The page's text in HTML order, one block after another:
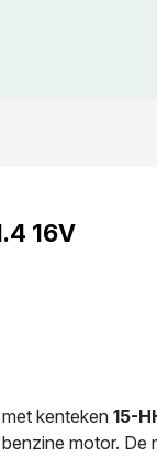
16V
met kenteken 15-
motor.